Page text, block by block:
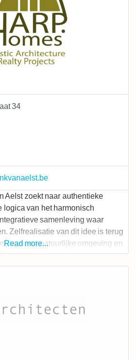
34
Aelst zoekt naar authentieke
logica van het harmonisch
samenleving waar
Zelfrealisatie van dit idee is terug
van een natuurlijke omgeving en
en laagenergetische
voetafdruk maar met een
Read more...